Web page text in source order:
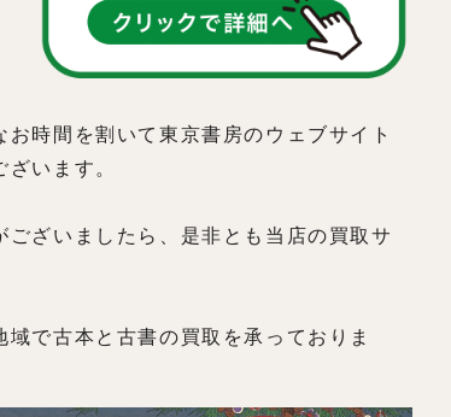
時間を割いて東京書房のウェブサイト
います。
ざいましたら、是非とも当店の買取サ
で古本と古書の買取を承っておりま